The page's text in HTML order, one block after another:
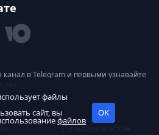
в Telegram и первыми узнавайте
Пользовательское
файлы
сайт, вы
файлов
OK